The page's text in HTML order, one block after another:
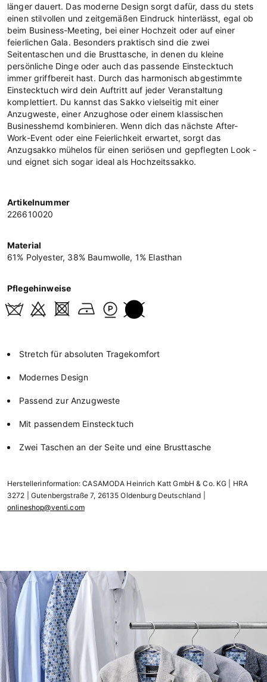
länger dauert. Das moderne Design sorgt dafür, dass du stets
einen stilvollen und zeitgemäßen Eindruck hinterlässt, egal ob
beim Business-Meeting, bei einer Hochzeit oder auf einer
feierlichen Gala. Besonders praktisch sind die zwei
Seitentaschen und die Brusttasche, in denen du kleine
persönliche Dinge oder auch das passende Einstecktuch
immer griffbereit hast. Durch das harmonisch abgestimmte
Einstecktuch wird dein Auftritt auf jeder Veranstaltung
komplettiert. Du kannst das Sakko vielseitig mit einer
Anzugweste, einer Anzughose oder einem klassischen
Businesshemd kombinieren. Wenn dich das nächste After-
Work-Event oder eine Feierlichkeit erwartet, sorgt das
Anzugsakko mühelos für einen seriösen und gepflegten Look -
und eignet sich sogar ideal als Hochzeitssakko.
Artikelnummer
226610020
Material
61% Polyester, 38% Baumwolle, 1% Elasthan
Pflegehinweise
Stretch für absoluten Tragekomfort
Modernes Design
Passend zur Anzugweste
Mit passendem Einstecktuch
Zwei Taschen an der Seite und eine Brusttasche
Herstellerinformation: CASAMODA Heinrich Katt GmbH & Co. KG | HRA
3272 | Gutenbergstraße 7, 26135 Oldenburg Deutschland |
onlineshop@venti.com